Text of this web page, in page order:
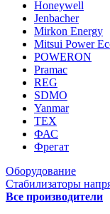
Honeywell
Jenbacher
Mirkon Energy
Mitsui Power
POWERON
Pramac
REG
SDMO
Yanmar
ТЕХ
ФАС
Фрегат
Оборудование
Стабилизаторы
Все производители